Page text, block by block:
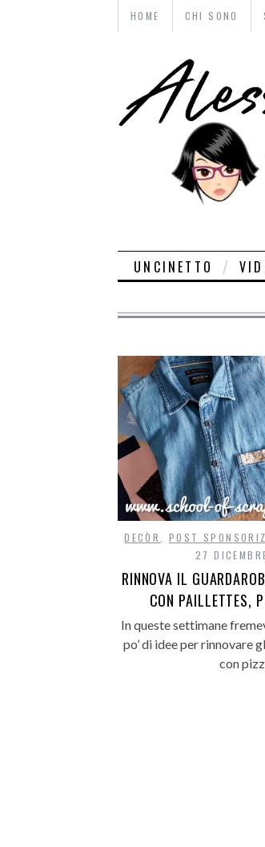
HOME CHI SONO
UNCINETTO
DECÒR ,POST
27
RINNOVA IL
CON PAILLETTES,
In queste settimane
po’ di idee per rinnovare
con